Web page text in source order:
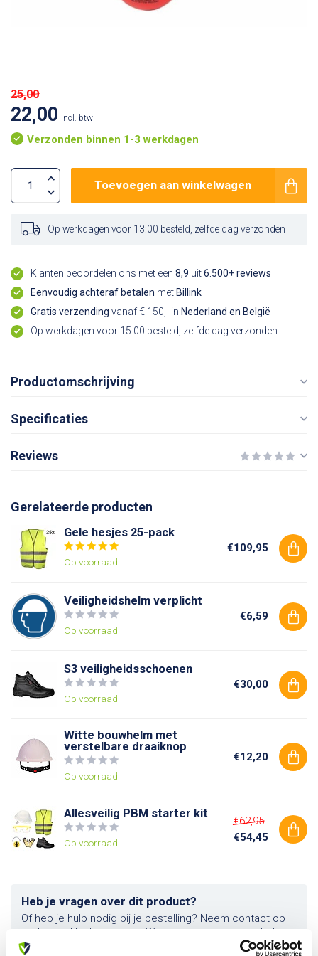
25,00
22,00 Incl. btw
Verzonden binnen 1-3 werkdagen
Toevoegen aan winkelwagen
Op werkdagen voor 13:00 besteld, zelfde dag verzonden
Klanten beoordelen ons met een 8,9 uit6.500+ reviews
Eenvoudig achteraf betalen met Billink
Gratis verzending vanaf € 150,- in Nederland en België
Op werkdagen voor 15:00 besteld, zelfde dag verzonden
Productomschrijving
Specificaties
Reviews
Gerelateerde producten
Gele hesjes 25-pack
Op voorraad
€109,95
Veiligheidshelm verplicht
Op voorraad
€6,59
S3 veiligheidsschoenen
Op voorraad
€30,00
Witte bouwhelm met
verstelbare draaiknop
Op voorraad
€12,20
Allesveilig PBM starter kit
Op voorraad
€62,95
€54,45
Heb je vragen over dit product?
Of heb je hulp nodig bij je bestelling? Neem contact op
met onze klantenservice. We helpen je graag verder!